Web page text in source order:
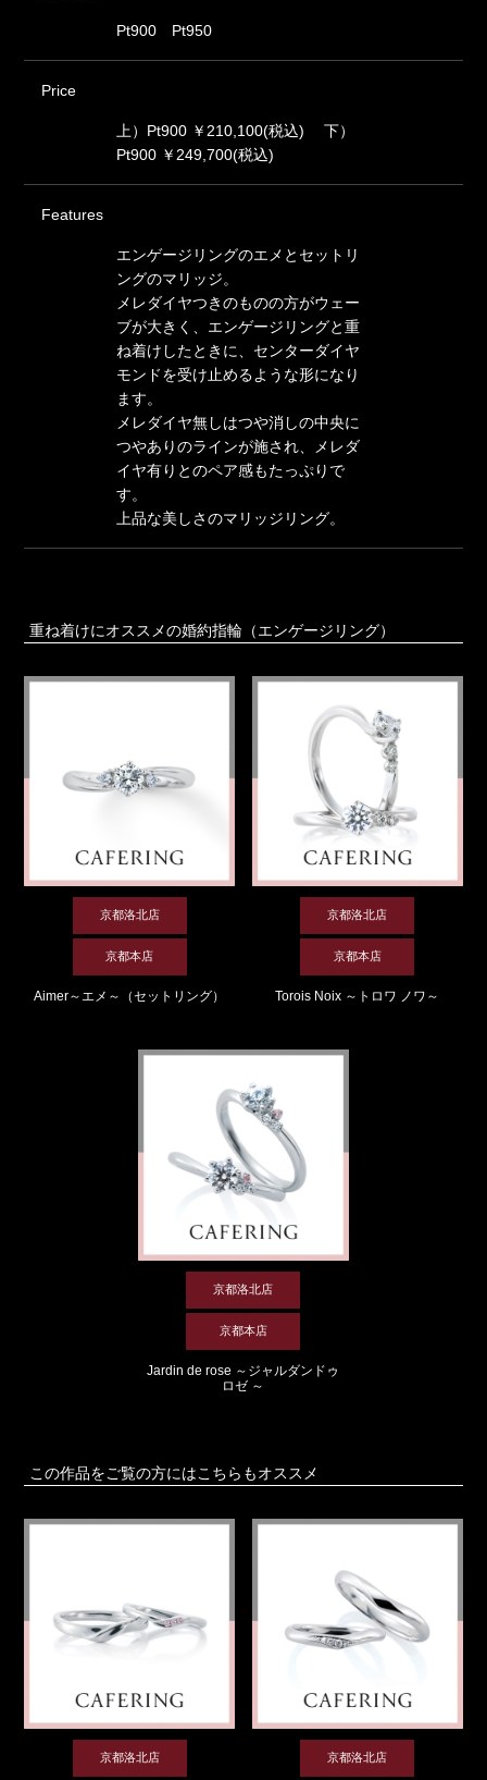
Pt900 Pt950
Price
上）Pt900 ￥210,100(税込) 下）
Pt900 ￥249,700(税込)
Features
エンゲージリングのエメとセットリ
ングのマリッジ。
メレダイヤつきのものの方がウェー
ブが大きく、エンゲージリングと重
ね着けしたときに、センターダイヤ
モンドを受け止めるような形になり
ます。
メレダイヤ無しはつや消しの中央に
つやありのラインが施され、メレダ
イヤ有りとのペア感もたっぷりで
す。
上品な美しさのマリッジリング。
重ね着けにオススメの婚約指輪（エンゲージリング）
京都洛北店
京都本店
Aimer～エメ～（セットリング）
京都洛北店
京都本店
Torois Noix ～トロワ ノワ～
京都洛北店
京都本店
Jardin de rose ～ジャルダンドゥ
ロゼ ～
この作品をご覧の方にはこちらもオススメ
京都洛北店 京都洛北店